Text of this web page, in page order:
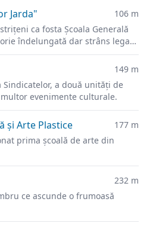
Jarda"
106 m
ca fosta Şcoala Generală
îndelungată dar strâns legată
149 m
Sindicatelor, a două unități de
evenimente culturale.
şi Arte Plastice
177 m
prima școală de arte din
232 m
ce ascunde o frumoasă